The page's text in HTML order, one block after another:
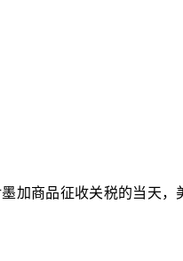
加商品征收关税的当天